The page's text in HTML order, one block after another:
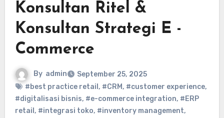
Konsultan Ritel &
Konsultan Strategi E -
Commerce
By admin
September 25, 2025
#best practice retail , #CRM, #customer experience,
#digitalisasi bisnis, #e-commerce integration, #ERP
retail , #integrasi toko, #inventory management,